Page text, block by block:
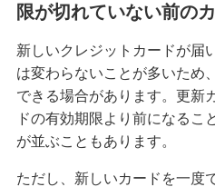
限が切れていない前の
新しいクレジットカードが届
は変わらないことが多いため
できる場合があります。更新
ドの有効期限より前になるこ
が並ぶこともあります。
ただし、新しいカードを一度